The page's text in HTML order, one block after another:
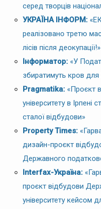
серед творців
УКРАЇНА ІНФОРМ:
реалізовано третю
лісів після деокупації!»
Інформатор: «У
збиратимуть кров
Pragmatika: «Проєкт
університету в
сталої відбудови»
Property Times:
дизайн-проєкт
Державного
Interfax-Україна:
проєкт відбудови
університету кейсом